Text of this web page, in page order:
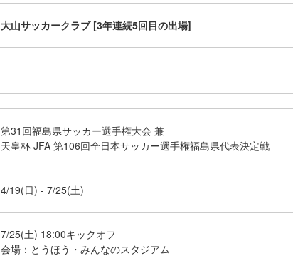
大山サッカークラブ [3年連続5回目の出場]
第31回福島県サッカー選手権大会 兼
天皇杯 JFA 第106回全日本サッカー選手権福島県代表決定戦
4/19(日) - 7/25(土)
7/25(土) 18:00キックオフ
会場：とうほう・みんなのスタジアム